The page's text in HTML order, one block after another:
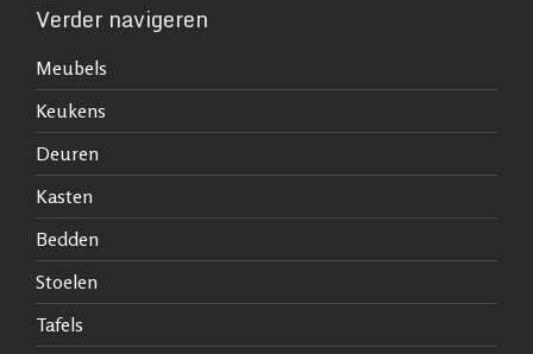
Verder navigeren
Meubels
Keukens
Deuren
Kasten
Bedden
Stoelen
Tafels